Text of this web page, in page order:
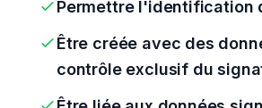
Permettre l'identification
Être créée avec des
contrôle exclusif du